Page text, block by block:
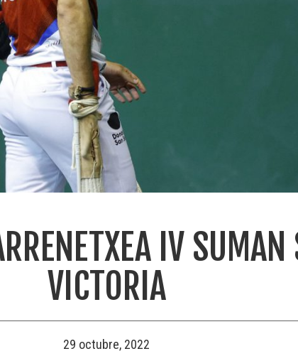
IV
VICTORIA
29 octubre, 2022